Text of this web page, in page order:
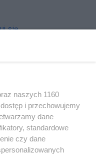
się
naszych 1160
i przechowujemy
dane
standardowe
czy dane